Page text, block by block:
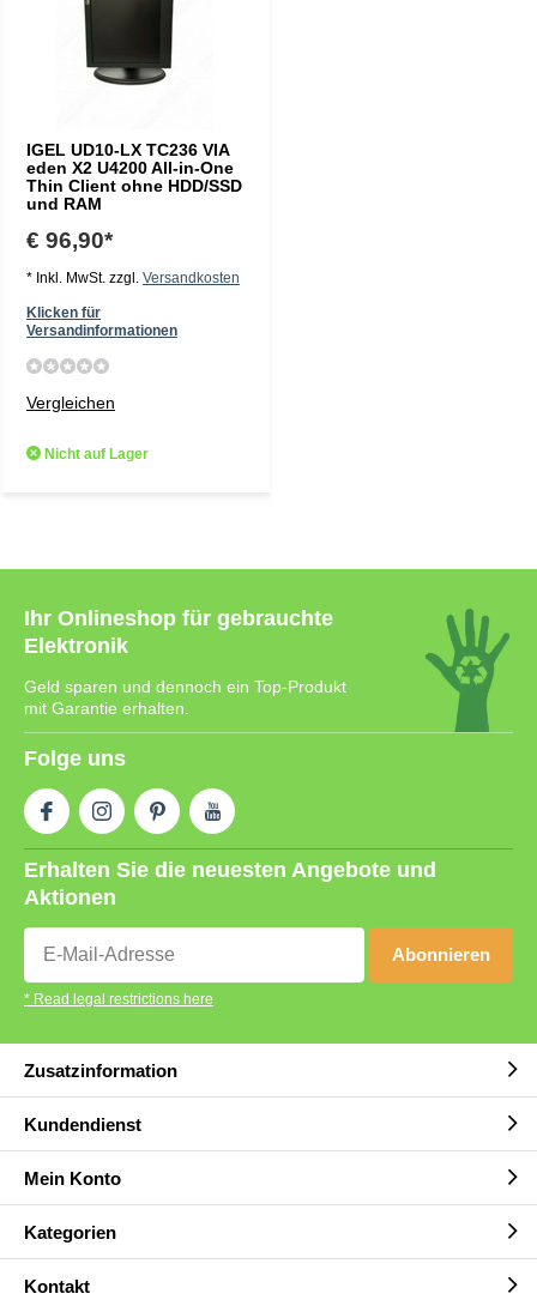
IGEL UD10-LX TC236 VIA
eden X2 U4200 All-in-One
Thin Client ohne HDD/SSD
und RAM
€ 96,90*
* Inkl. MwSt. zzgl. Versandkosten
Klicken für
Versandinformationen
Vergleichen
Nicht auf Lager
Ihr Onlineshop für gebrauchte
Elektronik
Geld sparen und dennoch ein Top-Produkt
mit Garantie erhalten.
Folge uns
Erhalten Sie die neuesten Angebote und
Aktionen
Abonnieren
* Read legal restrictions here
Zusatzinformation
Kundendienst
Mein Konto
Kategorien
Kontakt